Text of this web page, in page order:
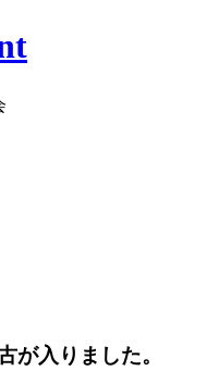
が入りました。